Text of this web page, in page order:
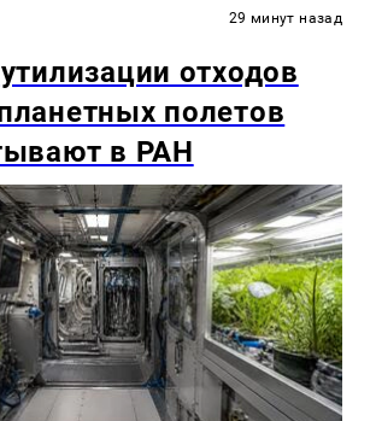
29 минут назад
отходов
полетов
в РАН